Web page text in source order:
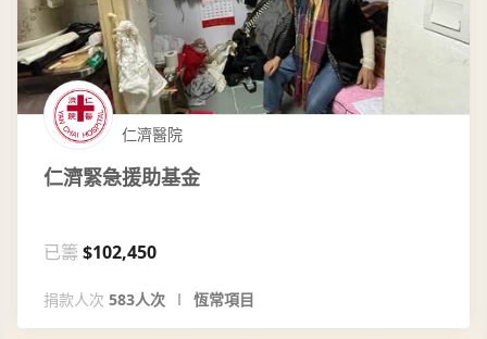
仁濟醫院
仁濟緊急援助基金
已籌 $102,450
捐款人次 583人次 恆常項目